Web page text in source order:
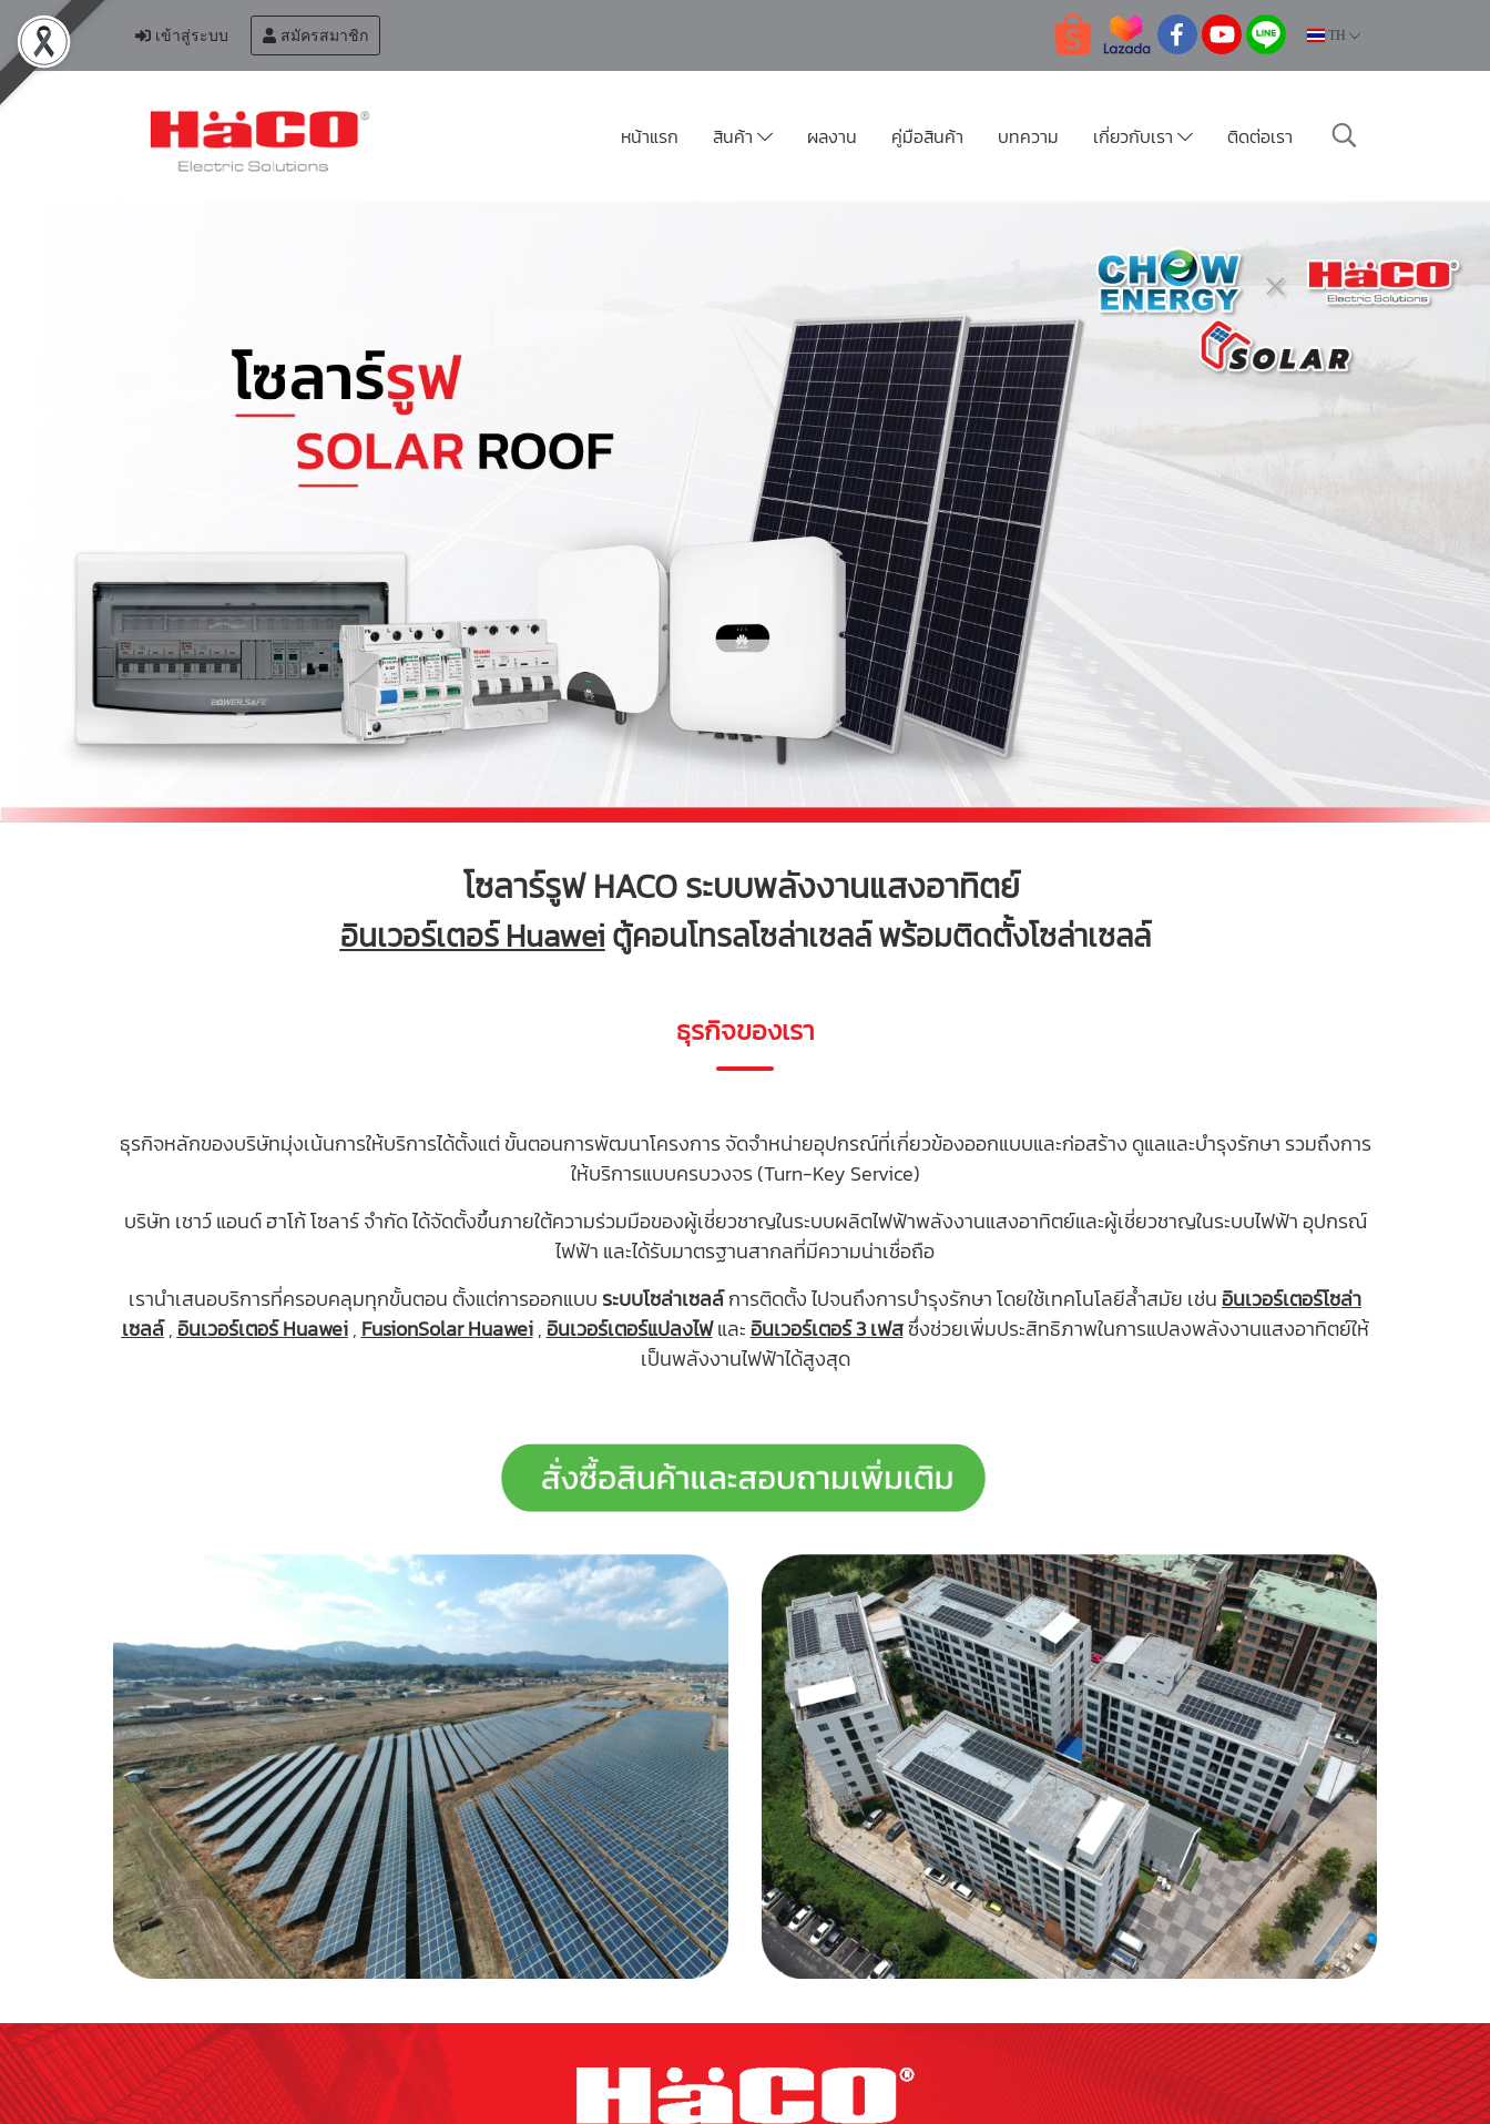
เข้าสู่ระบบ สมัครสมาชิก TH
หน้าแรก สินค้า ผลงาน คู่มือสินค้า บทความ เกี่ยวกับเรา ติดต่อเรา
โซลาร์รูฟ HACO ระบบพลังงานแสงอาทิตย์
อินเวอร์เตอร์ Huaweiตู้คอนโทรลโซล่าเซลล์ พร้อมติดตั้งโซล่าเซลล์
ธุรกิจของเรา
ธุรกิจหลักของบริษัทมุ่งเน้นการให้บริการได้ตั้งแต่ ขั้นตอนการพัฒนาโครงการ จัดจําหน่ายอุปกรณ์ที่เกี่ยวข้องออกแบบและก่อสร้าง ดูแลและบํารุงรักษา รวมถึงการ
ให้บริการแบบครบวงจร (Turn-Key Service)
บริษัท เชาว์ แอนด์ ฮาโก้ โซลาร์ จํากัด ได้จัดตั้งขึ้นภายใต้ความร่วมมือของผู้เชี่ยวชาญในระบบผลิตไฟฟ้าพลังงานแสงอาทิตย์และผู้เชี่ยวชาญในระบบไฟฟ้า อุปกรณ์
ไฟฟ้า และได้รับมาตรฐานสากลที่มีความน่าเชื่อถือ
เรานำเสนอบริการที่ครอบคลุมทุกขั้นตอน ตั้งแต่การออกแบบ ระบบโซล่าเซลล์การติดตั้ง ไปจนถึงการบำรุงรักษา โดยใช้เทคโนโลยีล้ำสมัย เช่น อินเวอร์เตอร์โซล่า
เซลล์, อินเวอร์เตอร์ Huawei, FusionSolar Huawei, อินเวอร์เตอร์แปลงไฟและ อินเวอร์เตอร์ 3 เฟสซึ่งช่วยเพิ่มประสิทธิภาพในการแปลงพลังงานแสงอาทิตย์ให้
เป็นพลังงานไฟฟ้าได้สูงสุด